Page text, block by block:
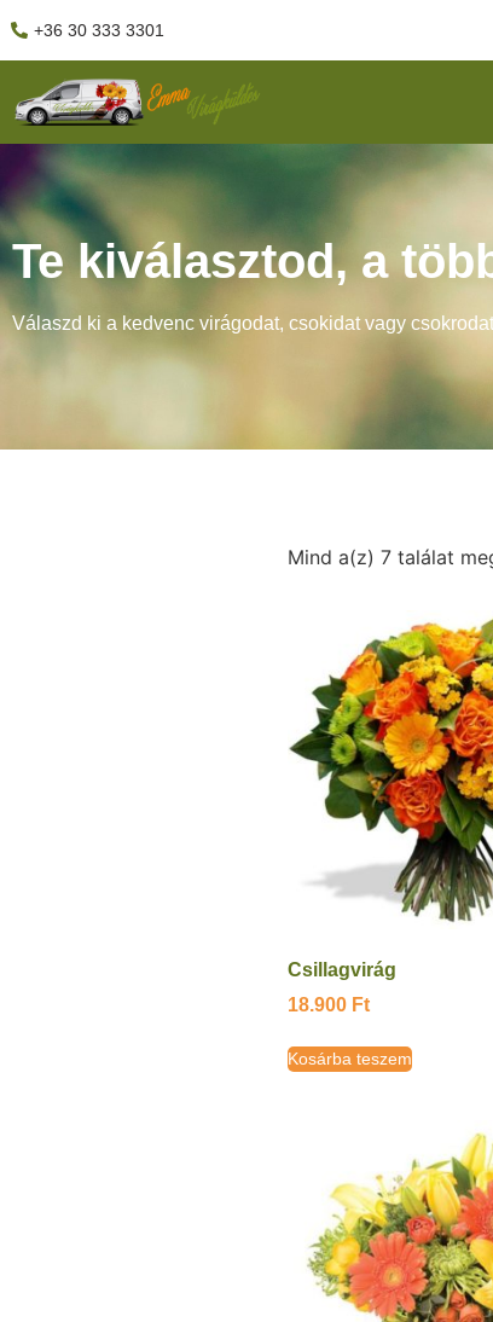
+36 30 333 3301
Te kiválasztod, a
Válaszd ki a kedvenc virágodat, csokidat vagy
Mind a(z) 7 találat
Csillagvirág
18.900 Ft
Kosárba teszem